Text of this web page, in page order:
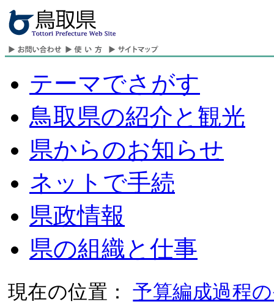
テーマでさがす
鳥取県の紹介と観光
県からのお知らせ
ネットで手続
県政情報
県の組織と仕事
現在の位置：予算編成過程